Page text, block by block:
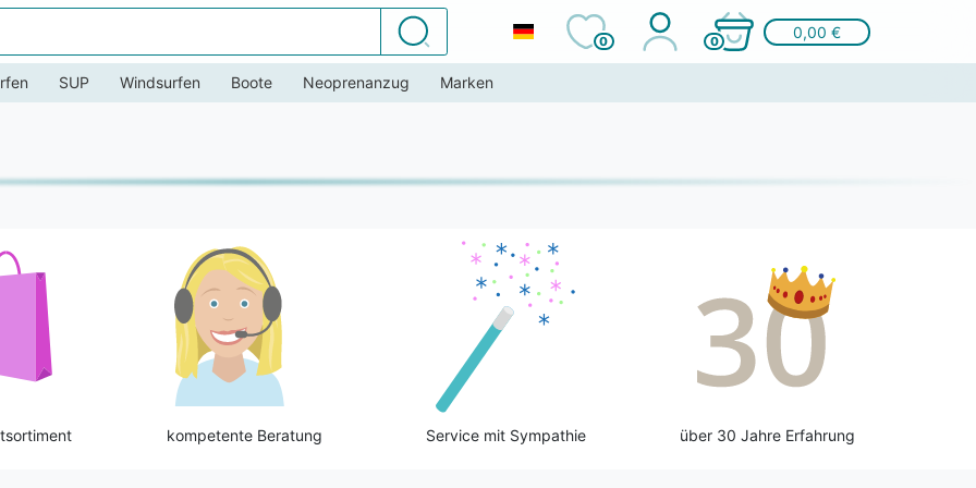
Suchen
0 0
0,00 €
SUP Windsurfen Boote Neoprenanzug Marken
kompetente Beratung Service mit Sympathie über 30 Jahre Erfahrung